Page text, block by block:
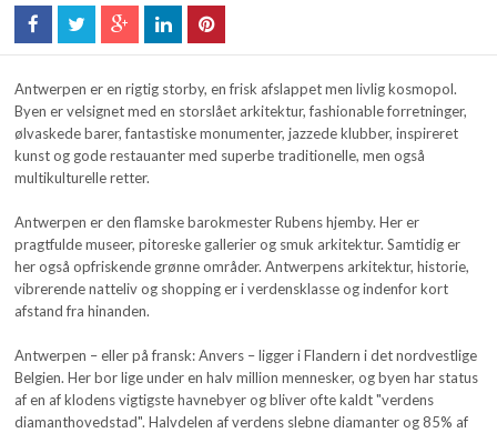
Antwerpen er en rigtig storby, en frisk afslappet men livlig kosmopol.
Byen er velsignet med en storslået arkitektur, fashionable forretninger,
ølvaskede barer, fantastiske monumenter, jazzede klubber, inspireret
kunst og gode restauanter med superbe traditionelle, men også
multikulturelle retter.
Antwerpen er den flamske barokmester Rubens hjemby. Her er
pragtfulde museer, pitoreske gallerier og smuk arkitektur. Samtidig er
her også opfriskende grønne områder. Antwerpens arkitektur, historie,
vibrerende natteliv og shopping er i verdensklasse og indenfor kort
afstand fra hinanden.
Antwerpen – eller på fransk: Anvers – ligger i Flandern i det nordvestlige
Belgien. Her bor lige under en halv million mennesker, og byen har status
af en af klodens vigtigste havnebyer og bliver ofte kaldt "verdens
diamanthovedstad". Halvdelen af verdens slebne diamanter og 85% af